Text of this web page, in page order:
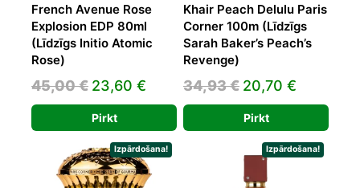
French Avenue Rose
Explosion EDP 80ml
(Līdzīgs Initio Atomic
Rose)
45,00€ Original
price
was:
45,00 €.
23,60 € Current
price
is:
23,60 €.
Pirkt
Khair Peach Delulu Paris
Corner 100m (Līdzīgs
Sarah Baker’s Peach’s
Revenge)
34,93€ Original
price
was:
34,93 €.
20,70 €
price
is:
20,70 €.
Pirkt
Izpārdošana! Izpārdošana!